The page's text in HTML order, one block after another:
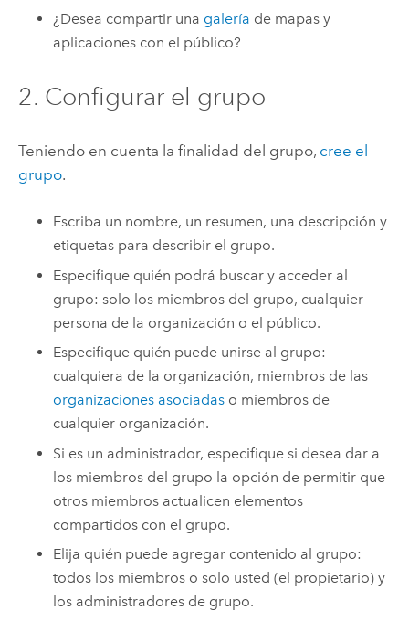
¿Desea compartir una galería de mapas y
aplicaciones con el público?
2. Configurar el grupo
Teniendo en cuenta la finalidad del grupo, cree el
grupo.
Escriba un nombre, un resumen, una descripción y
etiquetas para describir el grupo.
Especifique quién podrá buscar y acceder al
grupo: solo los miembros del grupo, cualquier
persona de la organización o el público.
Especifique quién puede unirse al grupo:
cualquiera de la organización, miembros de las
organizaciones asociadas o miembros de
cualquier organización.
Si es un administrador, especifique si desea dar a
los miembros del grupo la opción de permitir que
otros miembros actualicen elementos
compartidos con el grupo.
Elija quién puede agregar contenido al grupo:
todos los miembros o solo usted (el propietario) y
los administradores de grupo.